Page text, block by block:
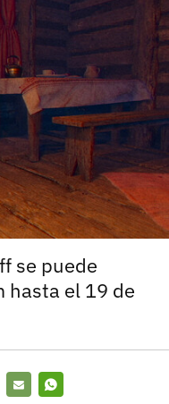
se puede
hasta el 19 de
cuenta?
gratis
ya no está
usando tu cuenta
Facebook
espacios, tildes
politica de privacidad y
Google
cuenta?